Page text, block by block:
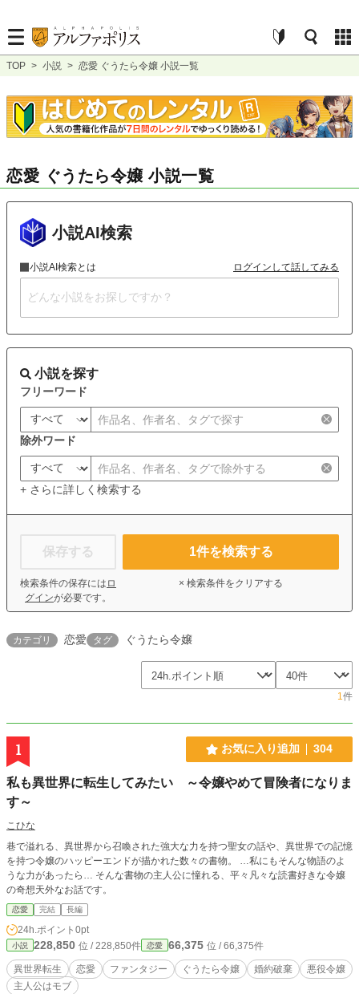
TOP > 小説 > 恋愛 ぐうたら令嬢 小説一覧
恋愛 ぐうたら令嬢 小説一覧
小説AI検索
小説AI検索とは ログインして話してみる
小説を探す
フリーワード
除外ワード
+ さらに詳しく検索する
保存する
検索条件の保存には ロ
グインが必要です。
1件を検索する
× 検索条件をクリアする
カテゴリ 恋愛 タグ ぐうたら令嬢
1件
1 お気に入り追加 304
私も異世界に転生してみたい ～令嬢やめて冒険者になりま
す～
こひな
巷で溢れる、異世界から召喚された強大な力を持つ聖女の話や、異世界での記憶
を持つ令嬢のハッピーエンドが描かれた数々の書物。 …私にもそんな物語のよ
うな力があったら… そんな書物の主人公に憧れる、平々凡々な読書好きな令嬢
の奇想天外なお話です。
恋愛 完結 長編
24h.ポイント 0pt
小説 228,850 位 / 228,850件 恋愛 66,375 位 / 66,375件
異世界転生 恋愛 ファンタジー ぐうたら令嬢 婚約破棄
悪役令嬢
主人公はモブ